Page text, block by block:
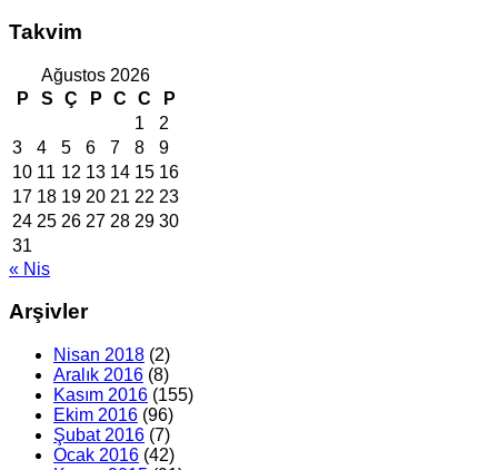
Takvim
Ağustos 2026
P
S Ç P C C
P
1
2
3
4 5 6 7 8
9
10 11 12 13 14 15 16
17 18 19 20 21 22 23
24 25 26 27 28 29 30
31
« Nis
Arşivler
Nisan 2018 (2)
Aralık 2016 (8)
Kasım 2016 (155)
Ekim 2016 (96)
Şubat 2016 (7)
Ocak 2016 (42)